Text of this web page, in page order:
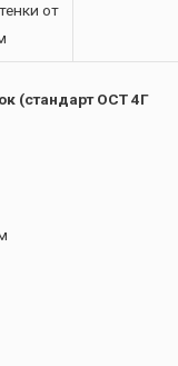
от
(стандарт ОСТ 4Г